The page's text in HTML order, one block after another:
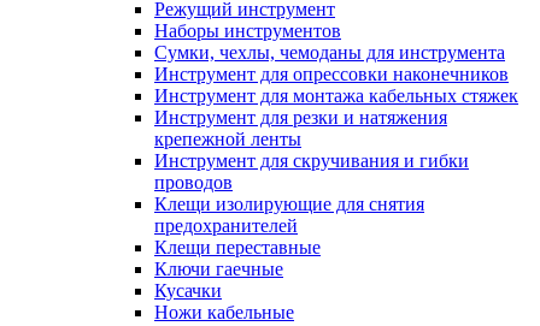
Режущий инструмент
Наборы инструментов
Сумки, чехлы, чемоданы для инструмента
Инструмент для опрессовки наконечников
Инструмент для монтажа кабельных стяжек
Инструмент для резки и натяжения
крепежной ленты
Инструмент для скручивания и гибки
проводов
Клещи изолирующие для снятия
предохранителей
Клещи переставные
Ключи гаечные
Кусачки
Ножи кабельные